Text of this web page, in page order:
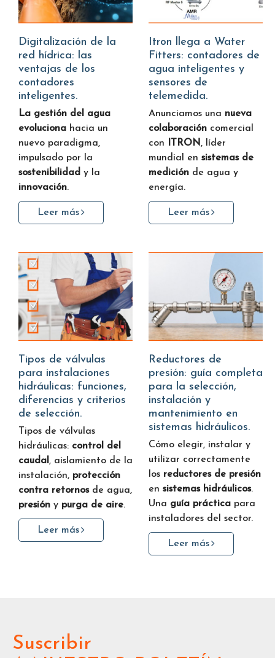
Digitalización de la
red hídrica: las
ventajas de los
contadores
inteligentes.
La gestión del agua
evoluciona hacia un
nuevo paradigma,
impulsado por la
sostenibilidad y la
innovación.
Leer más
Itron llega a Water
Fitters: contadores de
agua inteligentes y
sensores de
telemedida.
Anunciamos una nueva
colaboración comercial
con
ITRON, líder
mundial en sistemas de
medición de agua y
energía.
Leer más
Tipos de válvulas
para instalaciones
hidráulicas: funciones,
diferencias y criterios
de selección.
Tipos de válvulas
hidráulicas: control del
caudal , aislamiento de la
instalación, protección
contra retornosde agua,
presión y purga de aire.
Leer más
Reductores de
presión: guía completa
para la selección,
instalación y
mantenimiento en
sistemas hidráulicos.
Cómo elegir, instalar y
utilizar correctamente
los reductores de presión
en sistemas hidráulicos.
Una guía práctica para
instaladores del sector.
Leer más
Suscribir